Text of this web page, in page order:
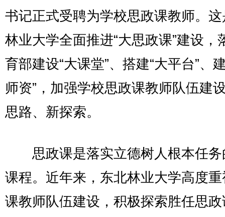
书记正式受聘为学校思政课教师。
林业大学全面推进“大思政课”建设，
育部建设“大课堂”、搭建“大平台”、
师资”，加强学校思政课教师队伍建
思路、新探索。
思政课是落实立德树人根本任务
课程。近年来，东北林业大学高度
课教师队伍建设，积极探索胜任思